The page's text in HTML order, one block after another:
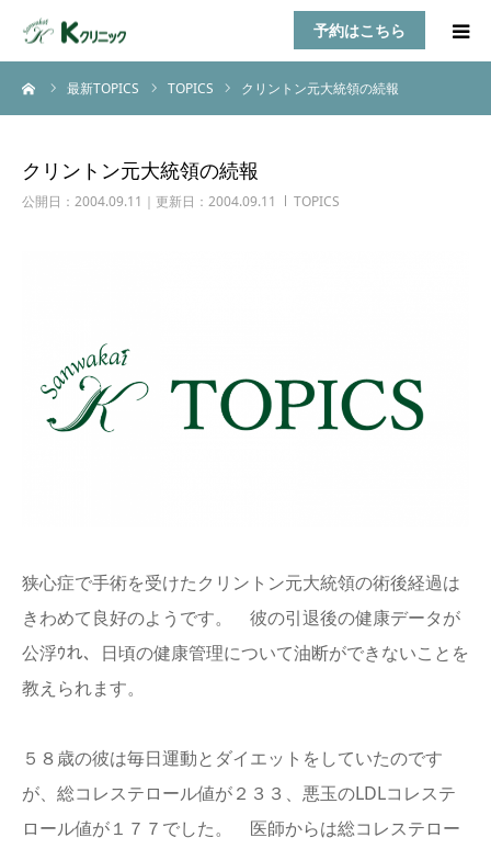
予約はこちら
最新TOPICS TOPICS クリントン元大統領の続報
クリントン元大統領の続報
公開日：2004.09.11｜更新日：2004.09.11 TOPICS
狭心症で手術を受けたクリントン元大統領の術後経過は
きわめて良好のようです。 彼の引退後の健康データが
公浮ｳれ、日頃の健康管理について油断ができないことを
教えられます。
５８歳の彼は毎日運動とダイエットをしていたのです
が、総コレステロール値が２３３、悪玉のLDLコレステ
ロール値が１７７でした。 医師からは総コレステロー
HOME
TOPICS
アクセス